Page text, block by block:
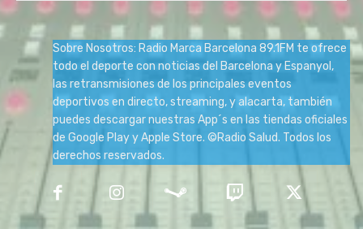
Sobre Nosotros: Radio Marca Barcelona 89.1FM te ofrece
todo el deporte con noticias del Barcelona y Espanyol,
las retransmisiones de los principales eventos
deportivos en directo, streaming, y alacarta, también
puedes descargar nuestras App´s en las tiendas oficiales
de Google Play y Apple Store. ©Radio Salud. Todos los
derechos reservados.